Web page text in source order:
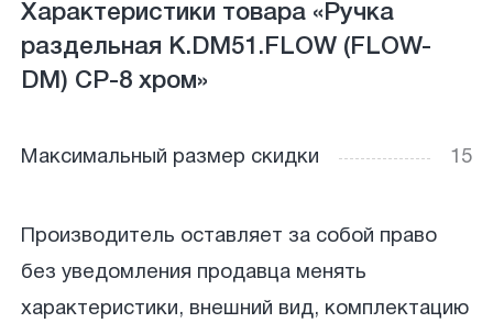
Характеристики товара «Ручка
раздельная K.DM51.FLOW (FLOW-
DM) CP-8 хром»
Максимальный размер скидки 15
Производитель оставляет за собой право
без уведомления продавца менять
характеристики, внешний вид, комплектацию